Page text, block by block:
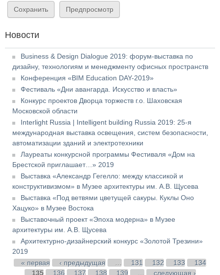
Новости
Business & Design Dialogue 2019: форум-выставка по
дизайну, технологиям и менеджменту офисных пространств
Конференция «BIM Education DAY-2019»
Фестиваль «Дни авангарда. Искусство и власть»
Конкурс проектов Дворца торжеств г.о. Шаховская
Московской области
Interlight Russia | Intelligent building Russia 2019: 25-я
международная выставка освещения, систем безопасности,
автоматизации зданий и электротехники
Лауреаты конкурсной программы Фестиваля «Дом на
Брестской приглашает…» 2019
Выставка «Александр Гегелло: между классикой и
конструктивизмом» в Музее архитектуры им. А.В. Щусева
Выставка «Под ветвями цветущей сакуры. Куклы Оно
Хацуко» в Музее Востока
Выставочный проект «Эпоха модерна» в Музее
архитектуры им. А.В. Щусева
Архитектурно-дизайнерский конкурс «Золотой Трезини»
2019
Страницы
« первая ‹ предыдущая 131 132 133
134
135
136 137 138 139
следующая ›